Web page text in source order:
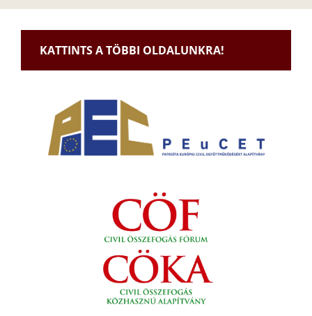
KATTINTS A TÖBBI OLDALUNKRA!